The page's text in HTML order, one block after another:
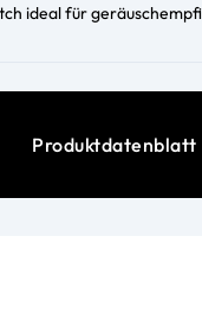
ideal für
Produktdatenblatt